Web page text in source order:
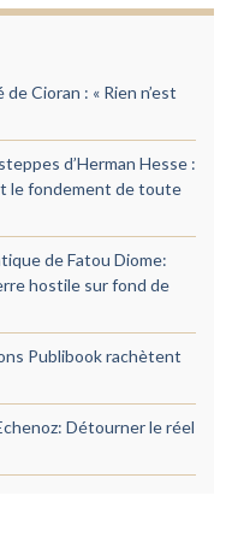
Cioran : « Rien n’est
d’Herman Hesse :
le fondement de toute
de Fatou Diome:
hostile sur fond de
Publibook rachètent
Détourner le réel